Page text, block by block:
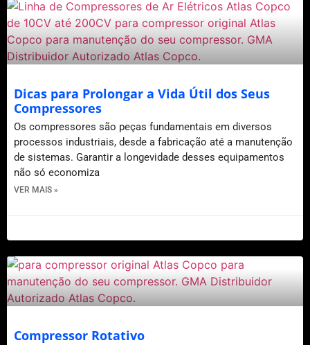
Dicas para Prolongar a Vida Útil dos Seus
Compressores
Os compressores são peças fundamentais em diversos
processos industriais, desde a fabricação até a manutenção
de sistemas. Garantir a longevidade desses equipamentos
não só economiza
VER MAIS »
Compressor Rotativo